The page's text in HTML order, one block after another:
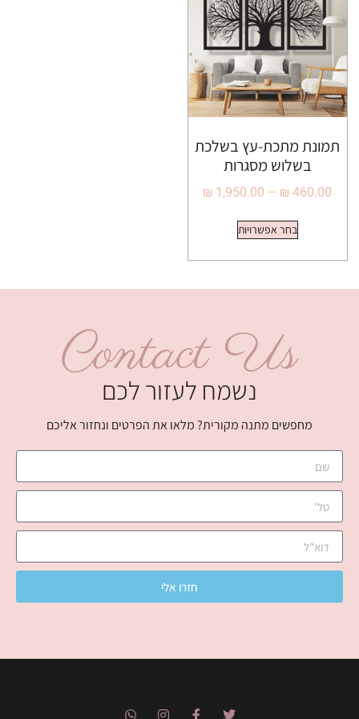
תמונת מתכת-עץ בשלכת
בשלוש מסגרות
₪ 460.00
–
₪ 1,950.00
בחר אפשרויות
Contact Us
נשמח לעזור לכם
מחפשים מתנה מקורית? מלאו את הפרטים ונחזור אליכם
חזרו אלי